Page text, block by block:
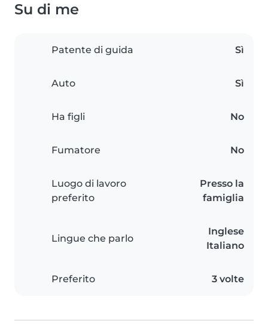
Su di me
Patente di guida Sì
Auto Sì
Ha figli No
Fumatore No
Luogo di lavoro
preferito
Presso la
famiglia
Lingue che parlo
Inglese
Italiano
Preferito 3 volte